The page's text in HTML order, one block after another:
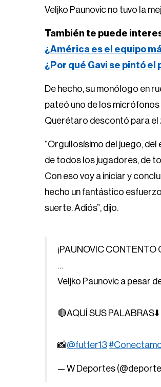
Veljko Paunovic no tuvo la
También te puede
¿América es el equipo
¿Por qué Gavi se pintó el
De hecho, su monólogo en
pateó uno de los
Querétaro descontó para el
“Orgullosísimo del juego,
de todos los jugadores, de
Con eso voy a iniciar y
hecho un fantástico
suerte. Adiós”, dijo.
¡PAUNOVIC
…
Veljko Paunovic a pesar
🔴AQUÍ SUS PALABRAS⬇️
📸@futfer13
— W Deportes